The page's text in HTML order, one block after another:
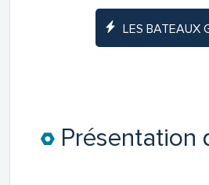
LES BATEAUX
Présentation